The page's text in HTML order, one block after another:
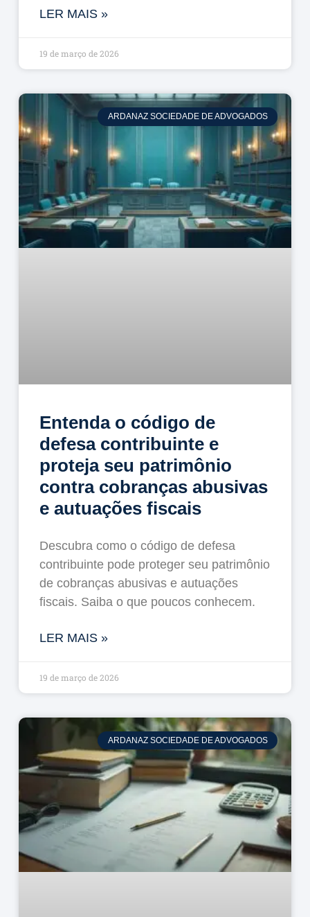
LER MAIS »
19 de março de 2026
ARDANAZ SOCIEDADE DE ADVOGADOS
Entenda o código de
defesa contribuinte e
proteja seu patrimônio
contra cobranças abusivas
e autuações fiscais
Descubra como o código de defesa
contribuinte pode proteger seu patrimônio
de cobranças abusivas e autuações
fiscais. Saiba o que poucos conhecem.
LER MAIS »
19 de março de 2026
ARDANAZ SOCIEDADE DE ADVOGADOS